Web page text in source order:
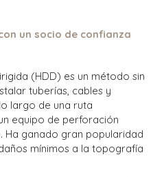
un socio de confianza
(HDD) es un método sin
tuberías, cables y
largo de una ruta
equipo de perforación
Ha ganado gran popularidad
mínimos a la topografía